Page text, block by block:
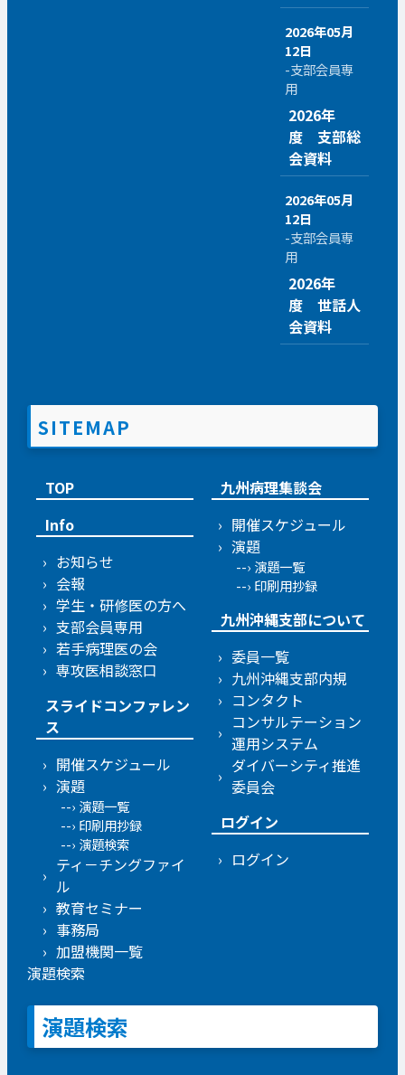
2026年05月
12日
-支部会員専
用
2026年
度 支部総
会資料
2026年05月
12日
-支部会員専
用
2026年
度 世話人
会資料
SITEMAP
TOP
Info
お知らせ
会報
学生・研修医の方へ
支部会員専用
若手病理医の会
専攻医相談窓口
スライドコンファレン
ス
開催スケジュール
演題
演題一覧
印刷用抄録
演題検索
ティ－チングファイ
ル
教育セミナー
事務局
加盟機関一覧
九州病理集談会
開催スケジュール
演題
演題一覧
印刷用抄録
九州沖縄支部について
委員一覧
九州沖縄支部内規
コンタクト
コンサルテーション
運用システム
ダイバーシティ推進
委員会
ログイン
ログイン
演題検索
演題検索